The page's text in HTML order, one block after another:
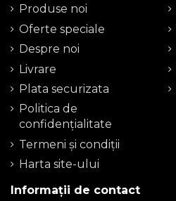
Produse noi
Oferte speciale
Despre noi
Livrare
Plata securizata
Politica de
confidențialitate
Termeni şi condiţii
Harta site-ului
Informații de contact